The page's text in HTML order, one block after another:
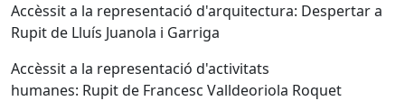
Accèssit a la representació d'arquitectura: Despertar a
Rupit de Lluís Juanola i Garriga
Accèssit a la representació d'activitats
humanes: Rupit de Francesc Valldeoriola Roquet